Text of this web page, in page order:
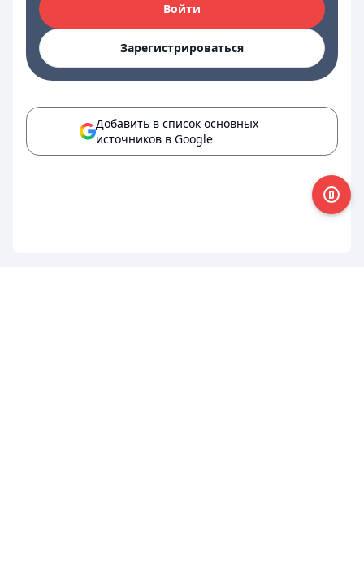
Войти
Зарегистрироваться
Добавить в список основных
источников в Google